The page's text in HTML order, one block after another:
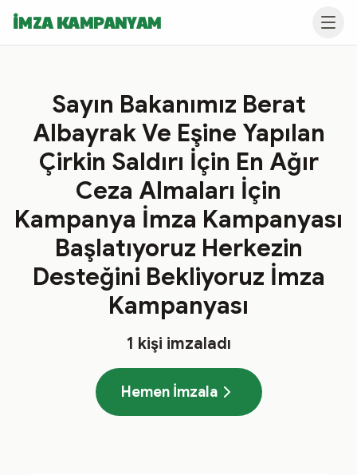
İMZA KAMPANYAM
Sayın Bakanımız Berat
Albayrak Ve Eşine Yapılan
Çirkin Saldırı İçin En Ağır
Ceza Almaları İçin
Kampanya İmza Kampanyası
Başlatıyoruz Herkezin
Desteğini Bekliyoruz İmza
Kampanyası
1 kişi imzaladı
Hemen İmzala